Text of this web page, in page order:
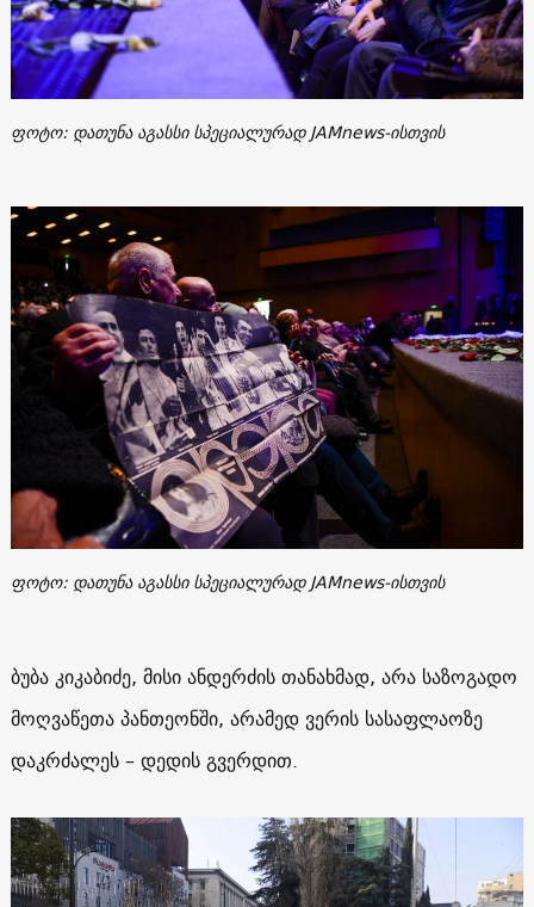
ფოტო: დათუნა აგასსი სპეციალურად JAMnews-ისთვის
ფოტო: დათუნა აგასსი სპეციალურად JAMnews-ისთვის
ბუბა კიკაბიძე, მისი ანდერძის თანახმად, არა საზოგადო
მოღვაწეთა პანთეონში, არამედ ვერის სასაფლაოზე
დაკრძალეს – დედის გვერდით.